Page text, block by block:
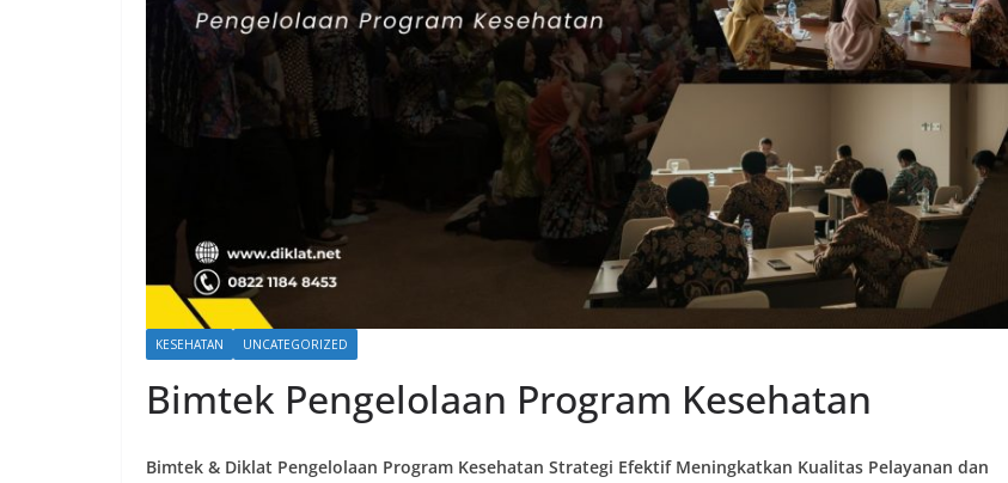
KESEHATAN UNCATEGORIZED
Bimtek Pengelolaan Program Kesehatan
Bimtek & Diklat Pengelolaan Program Kesehatan Strategi Efektif Meningkatkan Kualitas Pelayanan dan